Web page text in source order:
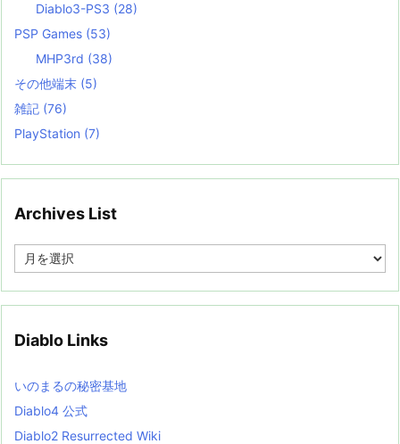
Diablo3-PS3 (28)
PSP Games (53)
MHP3rd (38)
その他端末 (5)
雑記 (76)
PlayStation (7)
Archives List
e
i
s
t
Diablo Links
いのまるの秘密基地
Diablo4 公式
Diablo2 Resurrected Wiki